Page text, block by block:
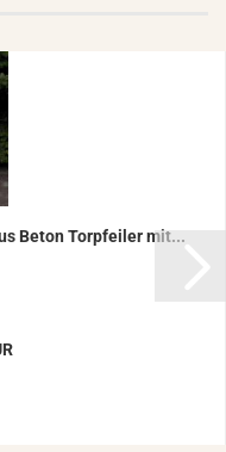
Beton Tor­pfei­ler mit...